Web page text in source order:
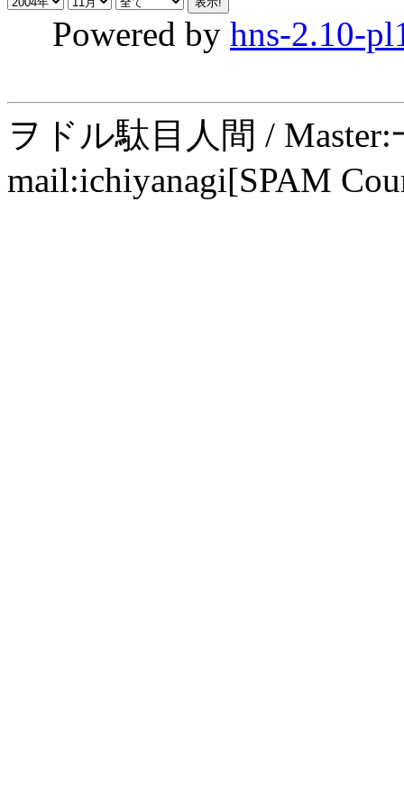
Powered by hns-2.10-
ヲドル駄目人間 /
mail:ichiyanagi[SPAM